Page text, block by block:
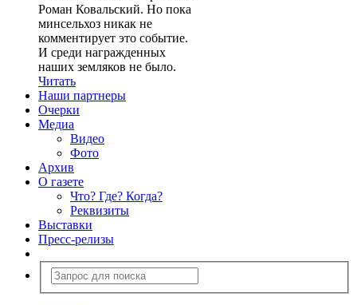
Роман Ковальский. Но пока
минсельхоз никак не
комментирует это событие.
И среди награжденных
наших земляков не было.
Читать
Наши партнеры
Очерки
Медиа
Видео
Фото
Архив
О газете
Что? Где? Когда?
Реквизиты
Выставки
Пресс-релизы